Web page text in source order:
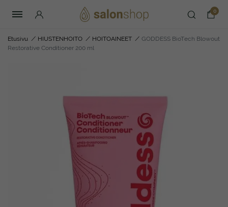
0
Etusivu / HIUSTENHOITO / HOITOAINEET / GODDESS BioTech Blowout
Restorative Conditioner 200 ml